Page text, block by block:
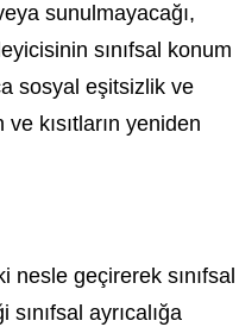
sunulmayacağı,
sınıfsal konum
sosyal eşitsizlik ve
kısıtların yeniden
geçirerek sınıfsal
ayrıcalığa